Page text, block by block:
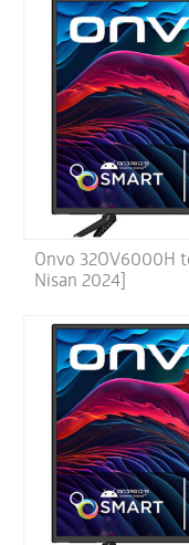
Onvo 32OV6000H
Nisan 2024]